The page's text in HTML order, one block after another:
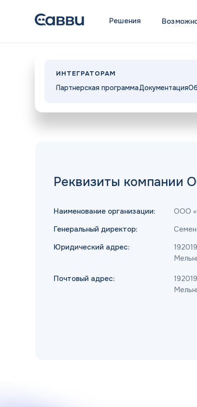
Решения
Партнерская программаДокументация
ИНТЕГРАТОРАМ
ООО
Генеральный директор:
Юридический адрес:
Почтовый адрес:
Реквизиты компании
Наименование организации: